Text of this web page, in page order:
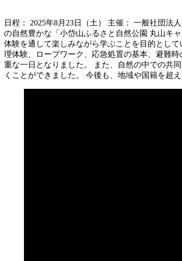
日程： 2025年8月23日（土） 主催： 一般社団法
の自然豊かな「小岱山ふるさと自然公園 丸山キ
体験を通して楽しみながら学ぶことを目的とし
理体験、ロープワーク、応急処置の基本、避難
重な一日となりました。 また、自然の中での共
くことができました。 今後も、地域や国籍を超